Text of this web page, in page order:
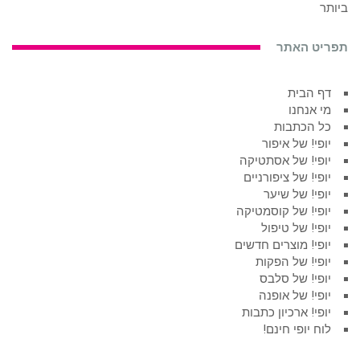
ביותר
תפריט האתר
דף הבית
מי אנחנו
כל הכתבות
יופי! של איפור
יופי! של אסתטיקה
יופי! של ציפורניים
יופי! של שיער
יופי! של קוסמטיקה
יופי! של טיפול
יופי! מוצרים חדשים
יופי! של הפקות
יופי! של סלבס
יופי! של אופנה
יופי! ארכיון כתבות
לוח יופי חינם!